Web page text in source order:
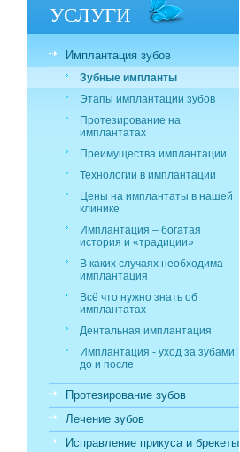
УСЛУГИ
Имплантация зубов
Зубные импланты
Этапы имплантации зубов
Протезирование на
имплантатах
Преимущества имплантации
Технологии в имплантации
Цены на имплантаты в нашей
клинике
Имплантация – богатая
история и «традиции»
В каких случаях необходима
имплантация
Всё что нужно знать об
имплантатах
Дентальная имплантация
Имплантация - уход за зубами:
до и после
Протезирование зубов
Лечение зубов
Исправление прикуса и брекеты